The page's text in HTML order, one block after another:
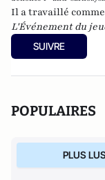
Il a travaillé
L'Événement du
SUIVRE
POPULAIRES
PLUS